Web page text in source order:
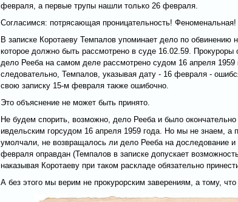
февраля, а первые трупы нашли только 26 февраля.
Согласимся: потрясающая проницательность! Феноменальная!
В записке Коротаеву Темпалов упоминает дело по обвинению
которое должно быть рассмотрено в суде 16.02.59. Прокуроры
дело Рееба на самом деле рассмотрено судом 16 апреля 1959
следовательно, Темпалов, указывая дату - 16 февраля -
свою записку 15-м февраля также ошибочно.
Это объяснение не может быть принято.
Не будем спорить, возможно, дело Рееба и было окончательно
ивдельским горсудом 16 апреля 1959 года. Но мы не знаем, а
умолчали, не возвращалось ли дело Рееба на доследование
февраля оправдан (Темпалов в записке допускает
наказывая Коротаеву при таком раскладе обязательно
А без этого мы верим не прокурорским заверениям, а тому,